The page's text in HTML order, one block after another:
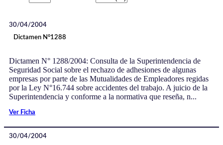
30/04/2004
Dictamen N°1288
Dictamen N° 1288/2004: Consulta de la Superintendencia de
Seguridad Social sobre el rechazo de adhesiones de algunas
empresas por parte de las Mutualidades de Empleadores regidas
por la Ley N°16.744 sobre accidentes del trabajo. A juicio de la
Superintendencia y conforme a la normativa que reseña, n...
Ver Ficha
30/04/2004